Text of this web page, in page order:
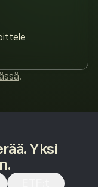
.
Yksi